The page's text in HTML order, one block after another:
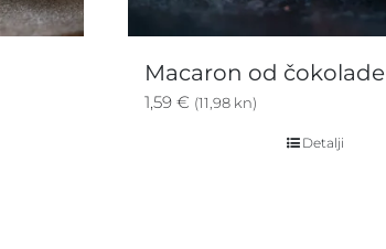
Macaron od čokolade
1,59 € (11,98 kn)
Detalji